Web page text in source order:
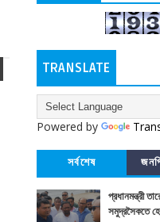
TRANSLATE
Powered by
সর্বশেষ
প্রধানমন্ত্রী
সমুদ্রসৈকতে